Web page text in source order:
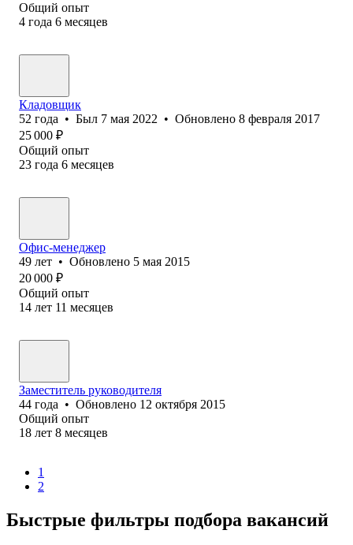
Общий опыт
4 года 6 месяцев
Кладовщик
52 года • Был 7 мая 2022 • Обновлено 8 февраля 2017
25 000 ₽
Общий опыт
23 года 6 месяцев
Офис-менеджер
49 лет • Обновлено 5 мая 2015
20 000 ₽
Общий опыт
14 лет 11 месяцев
Заместитель руководителя
44 года • Обновлено 12 октября 2015
Общий опыт
18 лет 8 месяцев
1
2
Быстрые фильтры подбора вакансий